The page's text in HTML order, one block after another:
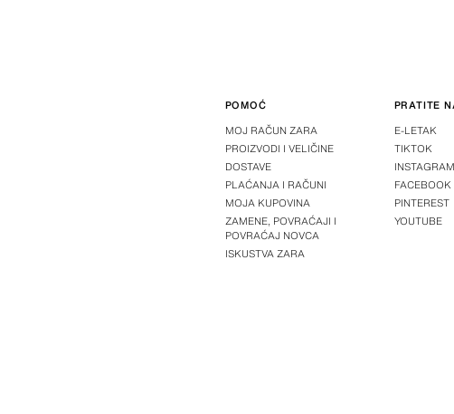
POMOĆ
MOJ RAČUN ZARA
PROIZVODI I VELIČINE
DOSTAVE
PLAĆANJA I RAČUNI
MOJA KUPOVINA
ZAMENE, POVRAĆAJI I
POVRAĆAJ NOVCA
ISKUSTVA ZARA
PRATITE
E-LETAK
TIKTOK
INSTAGRAM
FACEBOOK
PINTEREST
YOUTUBE